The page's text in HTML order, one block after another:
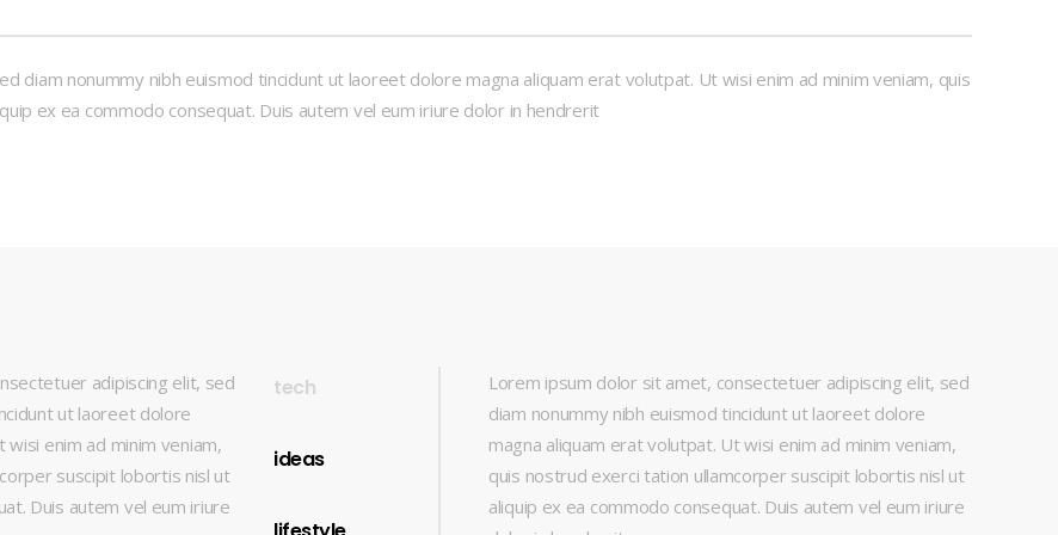
diam nonummy nibh euismod tincidunt ut laoreet dolore magna aliquam erat volutpat. Ut wisi enim ad minim veniam, quis
ex ea commodo consequat. Duis autem vel eum iriure dolor in hendrerit
adipiscing elit, sed
ut laoreet dolore
enim ad minim veniam,
suscipit lobortis nisl ut
Duis autem vel eum iriure
tech
ideas
Lorem ipsum dolor sit amet, consectetuer adipiscing elit, sed
diam nonummy nibh euismod tincidunt ut laoreet dolore
magna aliquam erat volutpat. Ut wisi enim ad minim veniam,
quis nostrud exerci tation ullamcorper suscipit lobortis nisl ut
aliquip ex ea commodo consequat. Duis autem vel eum iriure